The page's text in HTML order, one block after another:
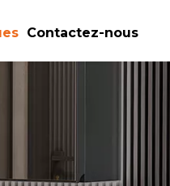
Contactez-nous